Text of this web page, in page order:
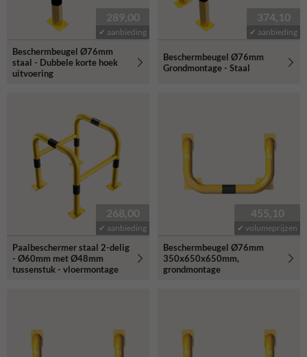
289,00
✔ aanbieding
Beschermbeugel Ø76mm
staal - Dubbele korte hoek
uitvoering
374,10
✔ aanbieding
Beschermbeugel Ø76mm
Grondmontage - Staal
268,00
✔ aanbieding
Paalbeschermer staal 2-delig
- Ø60mm met Ø48mm
tussenstuk - vloermontage
455,10
✔ volumeprijzen
Beschermbeugel Ø76mm
350x650x650mm,
grondmontage